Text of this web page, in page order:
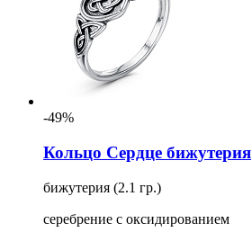
-49%
Кольцо Сердце бижутерия
бижутерия (2.1 гр.)
серебрение с оксидированием